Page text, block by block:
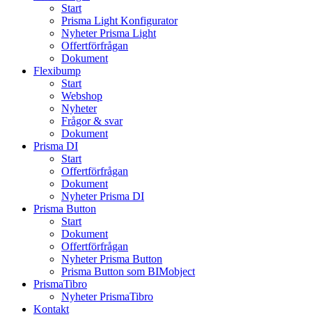
Start
Prisma Light Konfigurator
Nyheter Prisma Light
Offertförfrågan
Dokument
Flexibump
Start
Webshop
Nyheter
Frågor & svar
Dokument
Prisma DI
Start
Offertförfrågan
Dokument
Nyheter Prisma DI
Prisma Button
Start
Dokument
Offertförfrågan
Nyheter Prisma Button
Prisma Button som BIMobject
PrismaTibro
Nyheter PrismaTibro
Kontakt